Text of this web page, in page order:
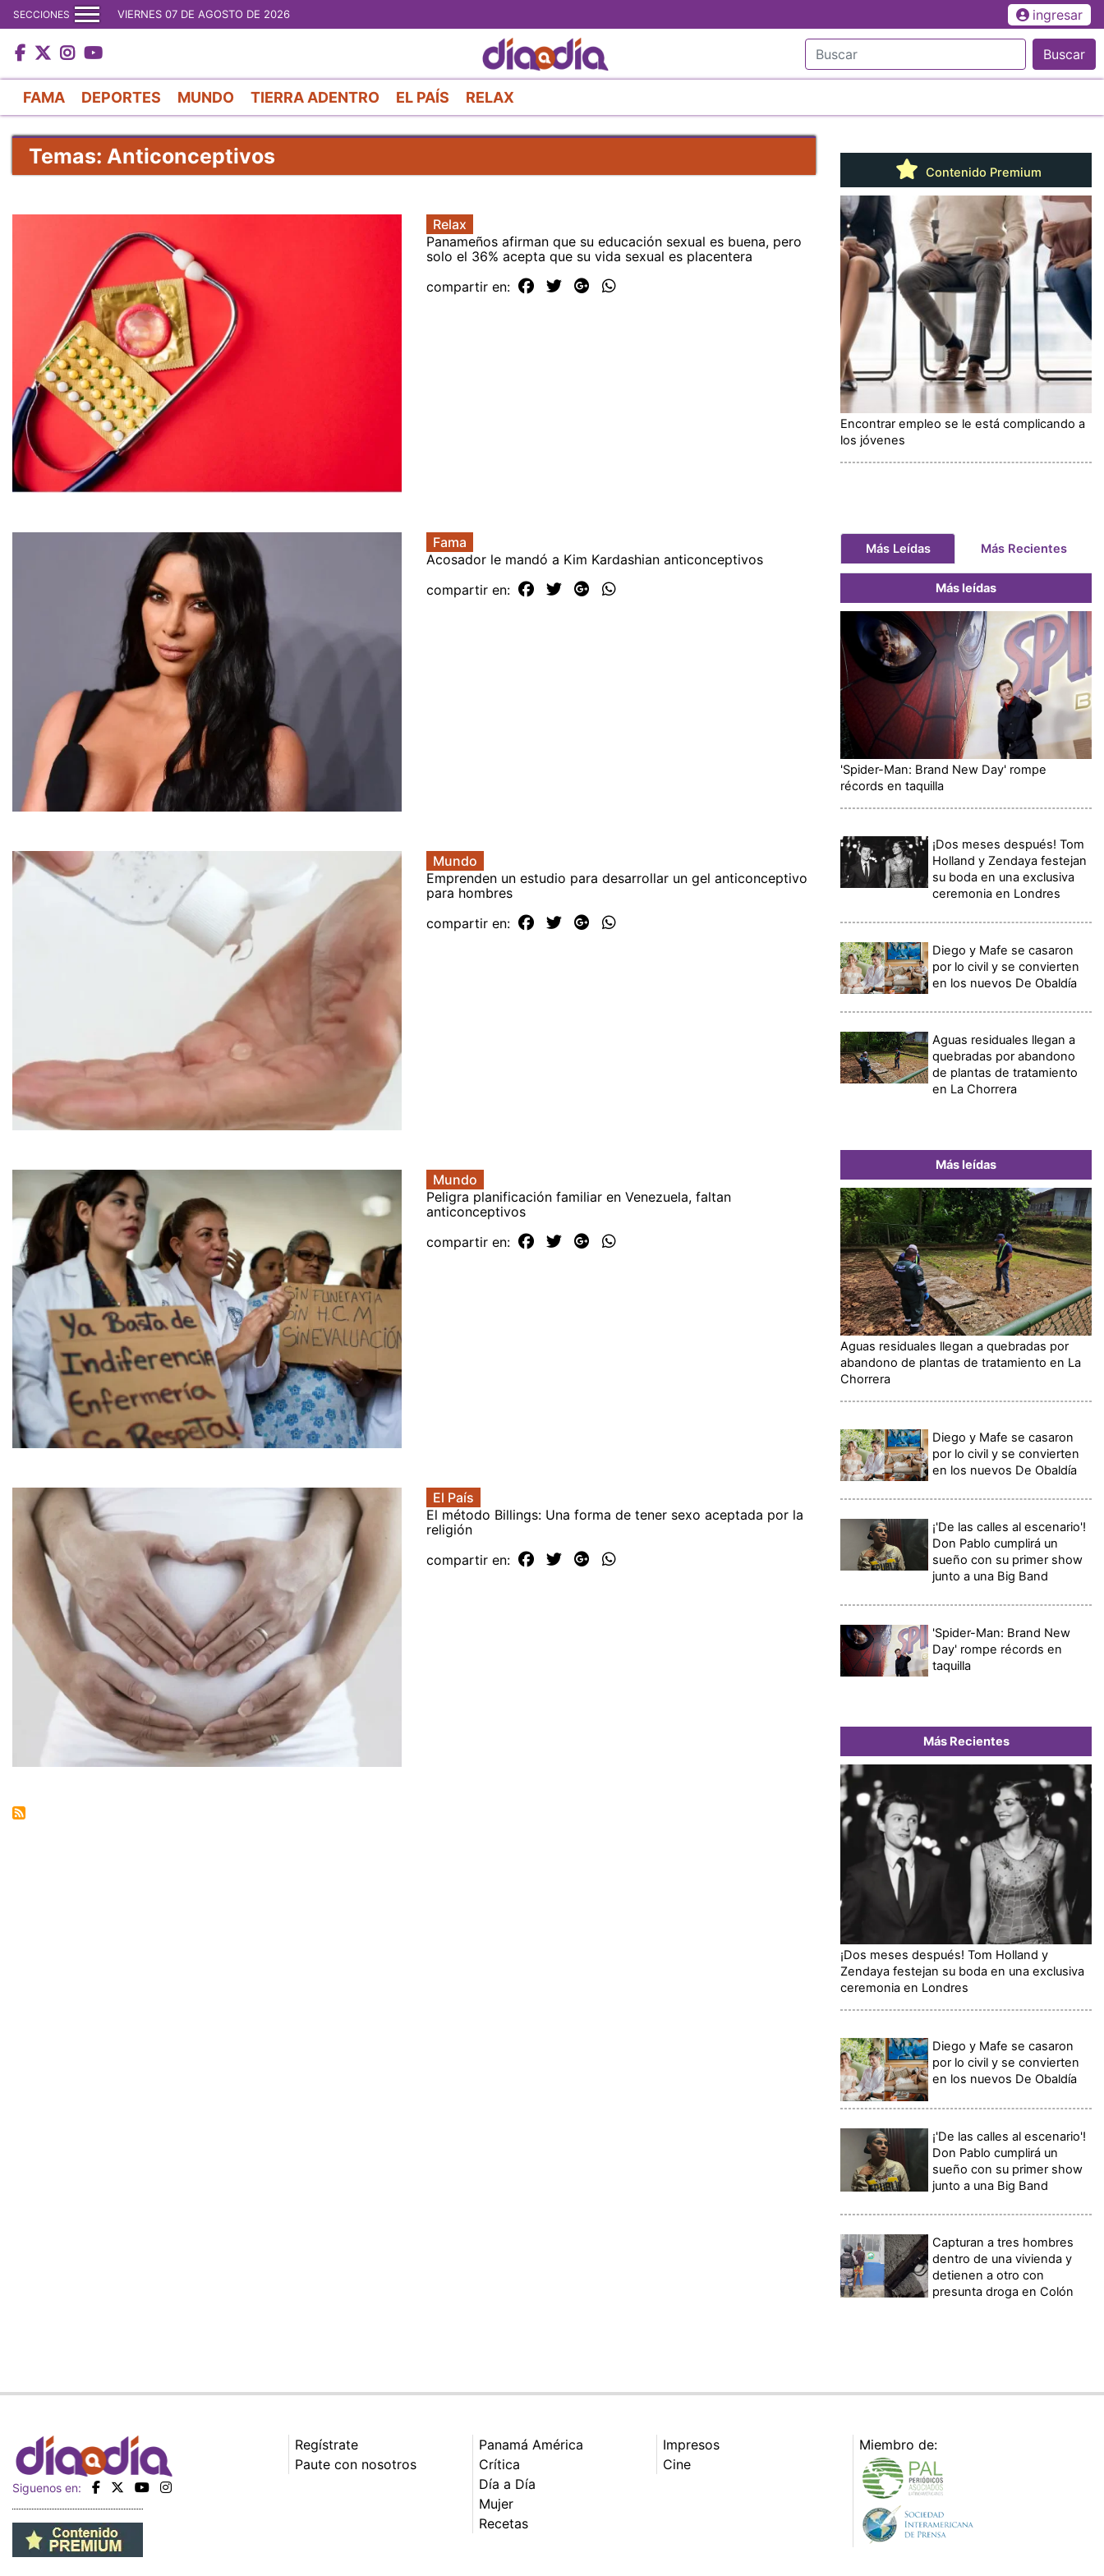
al
contenido
principal
SECCIONES VIERNES 07 DE AGOSTO DE 2026 ingresar
Buscar
FAMA DEPORTES MUNDO TIERRA ADENTRO EL PAÍS RELAX
Temas: Anticonceptivos
Relax
Panameños afirman que su educación sexual es buena, pero
solo el 36% acepta que su vida sexual es placentera
compartir en:
Fama
Acosador le mandó a Kim Kardashian anticonceptivos
compartir en:
Mundo
Emprenden un estudio para desarrollar un gel anticonceptivo
para hombres
compartir en:
Mundo
Peligra planificación familiar en Venezuela, faltan
anticonceptivos
compartir en:
El País
El método Billings: Una forma de tener sexo aceptada por la
religión
compartir en:
Contenido Premium
Encontrar empleo se le está complicando a
los jóvenes
Más Leídas Más Recientes
Más leídas
'Spider-Man: Brand New Day' rompe
récords en taquilla
¡Dos meses después! Tom
Holland y Zendaya festejan
su boda en una exclusiva
ceremonia en Londres
Diego y Mafe se casaron
por lo civil y se convierten
en los nuevos De Obaldía
Aguas residuales llegan a
quebradas por abandono
de plantas de tratamiento
en La Chorrera
Más leídas
Aguas residuales llegan a quebradas por
abandono de plantas de tratamiento en La
Chorrera
Diego y Mafe se casaron
por lo civil y se convierten
en los nuevos De Obaldía
¡'De las calles al escenario'!
Don Pablo cumplirá un
sueño con su primer show
junto a una Big Band
'Spider-Man: Brand New
Day' rompe récords en
taquilla
Más Recientes
¡Dos meses después! Tom Holland y
Zendaya festejan su boda en una exclusiva
ceremonia en Londres
Diego y Mafe se casaron
por lo civil y se convierten
en los nuevos De Obaldía
¡'De las calles al escenario'!
Don Pablo cumplirá un
sueño con su primer show
junto a una Big Band
Capturan a tres hombres
dentro de una vivienda y
detienen a otro con
presunta droga en Colón
Siguenos en:
Regístrate
Paute con nosotros
Panamá América
Crítica
Día a Día
Mujer
Recetas
Impresos
Cine
Miembro de: